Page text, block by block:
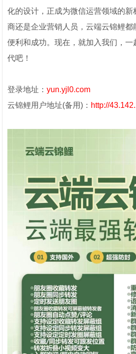
化的设计，正成为微信运营领域的新
商还是企业营销人员，云端云锦鲤都
便利和成功。现在，就加入我们，
代吧！
登录地址：yun.yjl0.com
云锦鲤用户地址(备用)： http://